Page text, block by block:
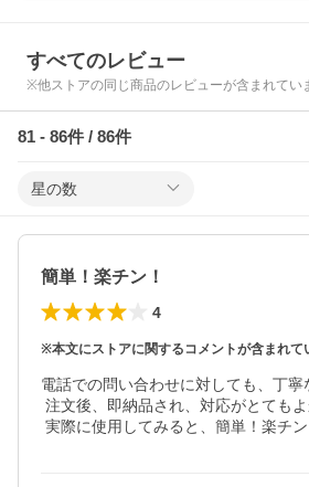
すべてのレビュー
※他ストアの同じ商品のレビューが含まれてい
81 - 86件 / 86件
星の数
簡単！楽チン！
4
※本文にストアに関するコメントが含まれて
電話での問い合わせに対しても、丁寧
実際に使用してみると、簡単！楽チン